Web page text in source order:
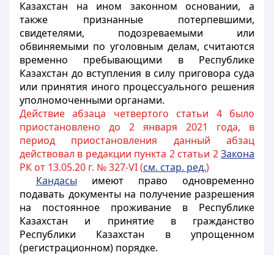
Казахстан на ином законном основании, а
также признанные потерпевшими,
свидетелями, подозреваемыми или
обвиняемыми по уголовным делам, считаются
временно пребывающими в Республике
Казахстан до вступления в силу приговора суда
или принятия иного процессуального решения
уполномоченными органами.
Действие абзаца четвертого статьи 4 было
приостановлено до 2 января 2021 года, в
период приостановления данный абзац
действовал в редакции пункта 2 статьи 2Закона
РК от 13.05.20 г. № 327-VI (см. стар. ред.)
Кандасы имеют право одновременно
подавать документы на получение разрешения
на постоянное проживание в Республике
Казахстан и принятие в гражданство
Республики Казахстан в упрощенном
(регистрационном) порядке.